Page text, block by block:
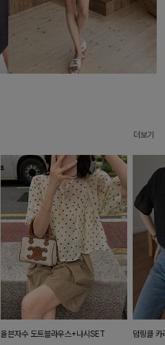
더보기
율븐자수 도트블라우스+나시SET 덤링클 카